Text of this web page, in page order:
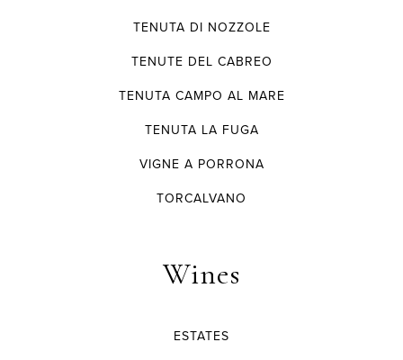
TENUTA DI NOZZOLE
TENUTE DEL CABREO
TENUTA CAMPO AL MARE
TENUTA LA FUGA
VIGNE A PORRONA
TORCALVANO
Wines
ESTATES